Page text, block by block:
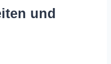
und